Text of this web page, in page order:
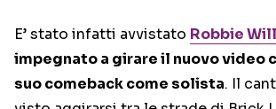
E’ stato infatti avvistato Robbie
impegnato a girare il nuovo video
suo comeback come solista. Il